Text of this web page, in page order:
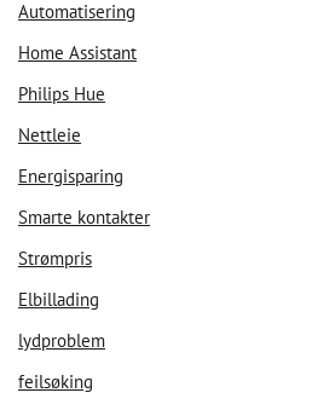
Automatisering
Home Assistant
Philips Hue
Nettleie
Energisparing
Smarte kontakter
Strømpris
Elbillading
lydproblem
feilsøking